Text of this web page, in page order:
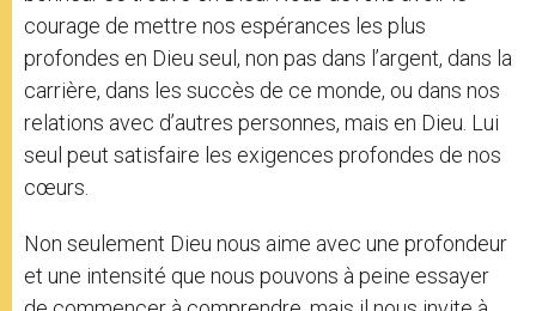
courage de mettre nos espérances les plus
profondes en Dieu seul, non pas dans l’argent, dans la
carrière, dans les succès de ce monde, ou dans nos
relations avec d’autres personnes, mais en Dieu. Lui
seul peut satisfaire les exigences profondes de nos
cœurs.
Non seulement Dieu nous aime avec une profondeur
et une intensité que nous pouvons à peine essayer